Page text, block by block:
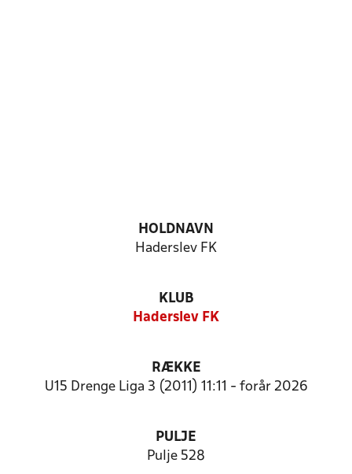
HOLDNAVN
Haderslev FK
KLUB
Haderslev FK
RÆKKE
U15 Drenge Liga 3 (2011) 11:11 - forår 2026
PULJE
Pulje 528